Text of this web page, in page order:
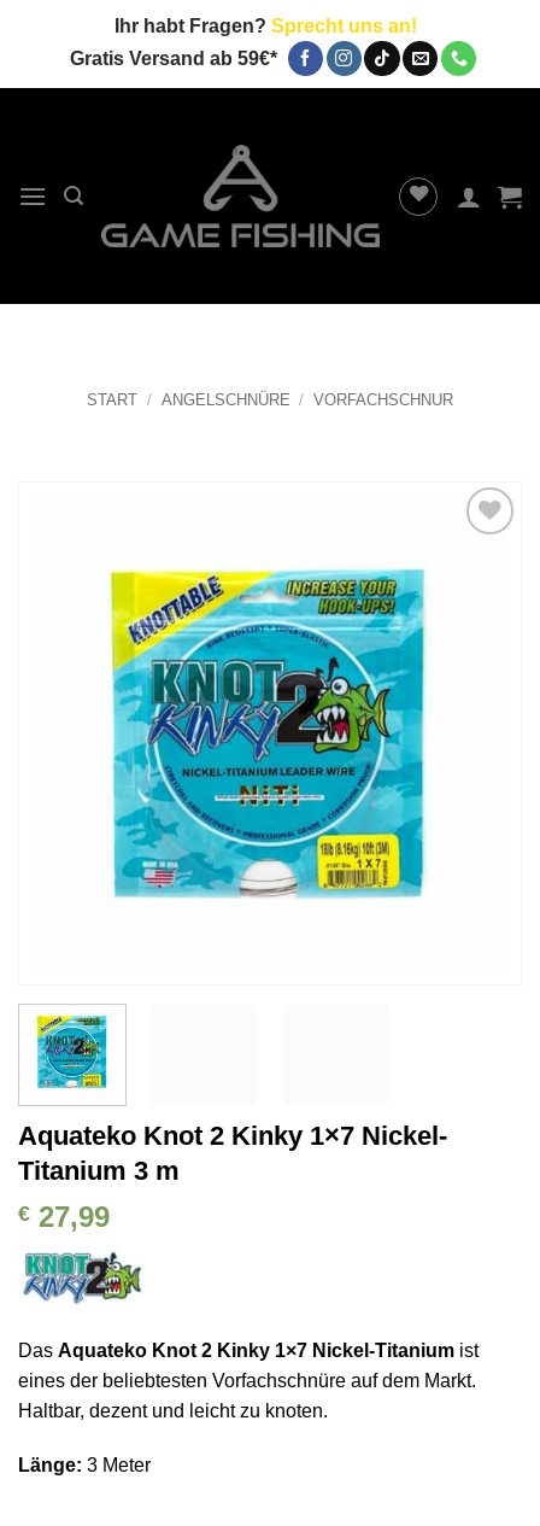
Ihr habt Fragen? Sprecht uns an!
Gratis Versand ab 59€*
START / ANGELSCHNÜRE / VORFACHSCHNUR
Aquateko Knot 2 Kinky 1×7 Nickel-
Titanium 3 m
€ 27,99
Das Aquateko Knot 2 Kinky 1×7 Nickel-Titanium ist
eines der beliebtesten Vorfachschnüre auf dem Markt.
Haltbar, dezent und leicht zu knoten.
Länge: 3 Meter